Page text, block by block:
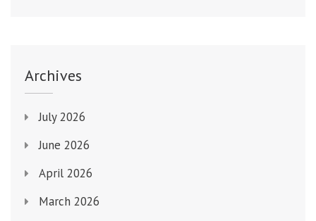
Archives
July 2026
June 2026
April 2026
March 2026